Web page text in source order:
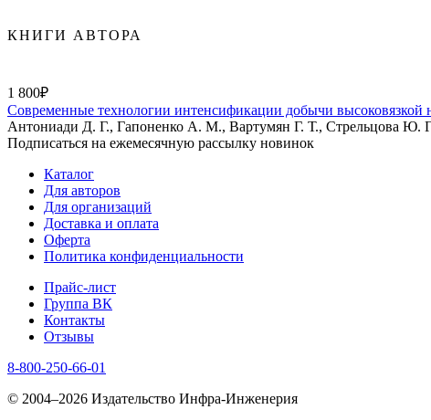
КНИГИ АВТОРА
1 800₽
Современные технологии интенсификации добычи
Антониади Д. Г., Гапоненко А. М., Вартумян Г. Т., Стрельцова Ю.
Подписаться на ежемесячную рассылку новинок
Каталог
Для авторов
Для организаций
Доставка и оплата
Оферта
Политика конфиденциальности
Прайс-лист
Группа ВК
Контакты
Отзывы
8-800-250-66-01
© 2004–2026 Издательство Инфра-Инженерия